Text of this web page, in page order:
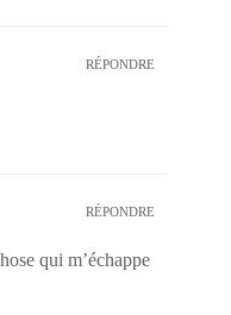
RÉPONDRE
RÉPONDRE
qui m’échappe